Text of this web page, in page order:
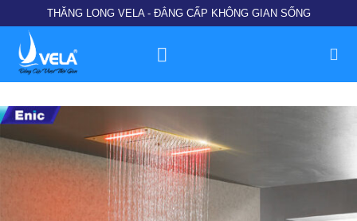
đến
dung
THĂNG LONG VELA - ĐẲNG CẤP KHÔNG GIAN SỐNG